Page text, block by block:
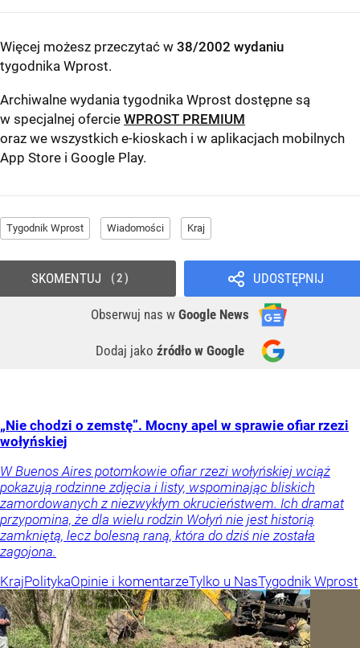
Więcej możesz przeczytać w 38/2002 wydaniu
tygodnika Wprost.
Archiwalne wydania tygodnika Wprost dostępne są
w specjalnej ofercie WPROST PREMIUM
oraz we wszystkich e-kioskach i w aplikacjach mobilnych
App Store i Google Play.
Tygodnik Wprost Wiadomości Kraj
UDOSTĘPNIJ
Obserwuj nas w Google News
Dodaj jako źródło w Google
SKOMENTUJ 2
„Nie chodzi o zemstę”. Mocny apel w sprawie ofiar rzezi
wołyńskiej
W Buenos Aires potomkowie ofiar rzezi wołyńskiej wciąż
pokazują rodzinne zdjęcia i listy, wspominając bliskich
zamordowanych z niezwykłym okrucieństwem. Ich dramat
przypomina, że dla wielu rodzin Wołyń nie jest historią
zamkniętą, lecz bolesną raną, która do dziś nie została
zagojona.
KrajPolitykaOpinie i komentarzeTylko u NasTygodnik Wprost